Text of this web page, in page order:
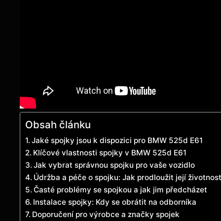
Obsah článku
Jaké spojky jsou k dispozici pro BMW 525d E61
Klíčové vlastnosti spojky v BMW 525d E61
Jak vybrat správnou spojku pro vaše vozidlo
Údržba a péče o spojku: Jak prodloužit její
Časté problémy se spojkou a jak jim předcházet
Instalace spojky: Kdy se obrátit na odborníka
Doporučení pro výrobce a značky spojek